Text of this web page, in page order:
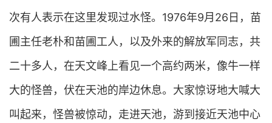
次有人表示在这里发现过水怪。1976年9月26日，苗
圃主任老朴和苗圃工人，以及外来的解放军同志，共
二十多人，在天文峰上看见一个高约两米，像牛一样
大的怪兽，伏在天池的岸边休息。大家惊讶地大喊大
叫起来，怪兽被惊动，走进天池，游到接近天池中心